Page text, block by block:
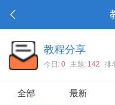
教程分享
今日: 0 主题: 142 排
全部 最新